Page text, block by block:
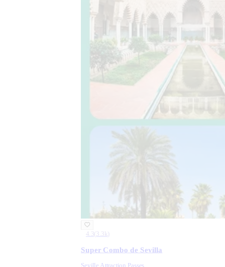
4.3( 3.3k )
Super Combo de Sevilla
Seville Attraction Passes